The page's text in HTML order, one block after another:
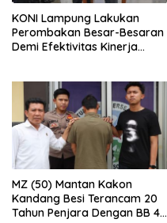
KONI Lampung Lakukan
Perombakan Besar-Besaran
Demi Efektivitas Kinerja
MZ (50) Mantan Kakon
Kandang Besi Terancam 20
Tahun Penjara Dengan BB 48